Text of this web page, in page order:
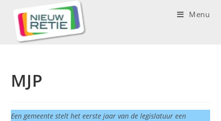
Menu
MJP
Een gemeente stelt het eerste jaar van de legislatuur een